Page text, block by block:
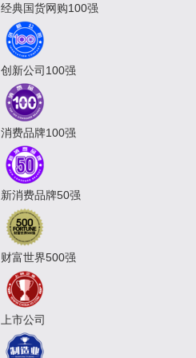
经典国货网购100强
创新公司100强
消费品牌100强
新消费品牌50强
财富世界500强
上市公司